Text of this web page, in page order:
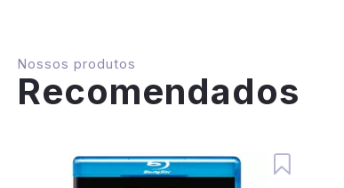
Nossos produtos
Recomendados